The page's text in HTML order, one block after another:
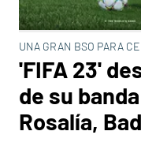
UNA GRAN BSO PARA
'FIFA 23'
de su
Rosalía,